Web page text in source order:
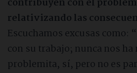
contribuyen con el
relativizando las
Escuchamos excusas como:
con su trabajo; nunca nos ha
problemita, sí, pero no es